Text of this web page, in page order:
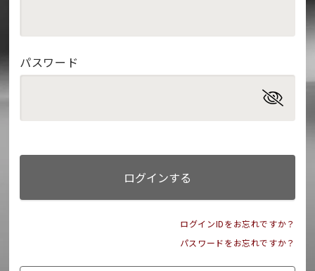
パスワード
ログインする
ログインIDをお忘れですか？
パスワードをお忘れですか？